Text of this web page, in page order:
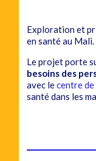
Exploration et
en santé au Mali.
Le projet porte
besoins des
avec lecentre
santé dans les